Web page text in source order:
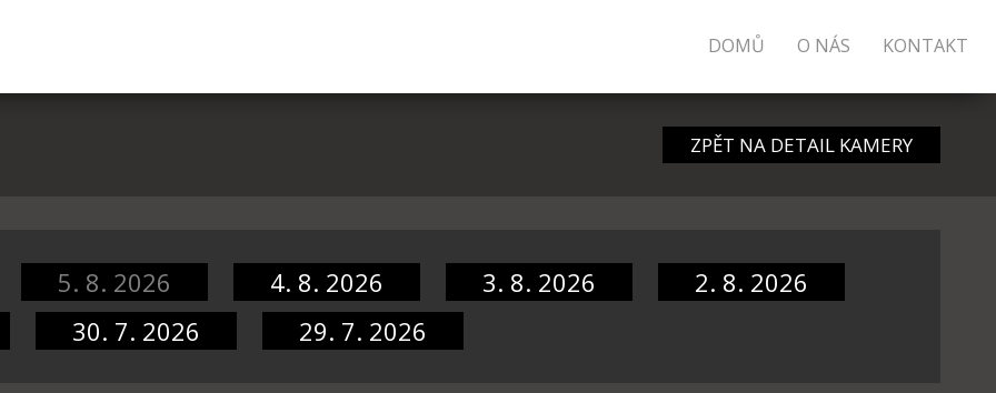
DOMŮ O NÁS KONTAKT
ZPĚT NA DETAIL KAMERY
5. 8. 2026 4. 8. 2026 3. 8. 2026
2. 8. 2026
30. 7. 2026
29. 7. 2026